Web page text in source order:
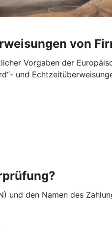
von
Vorgaben der
und
und den Namen des